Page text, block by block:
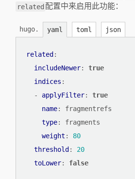
related 配置中来启用此功能：
hugo. yaml toml json
related :
includeNewer:
true
indices :
- applyFilter:
true
name:
fragmentrefs
type:
fragments
weight :
80
threshold :
20
toLower: false